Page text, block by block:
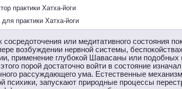
практики Хатха-йоги
практики Хатха-йоги
или медитативного состояния
возбуждении нервной системы,
применение глубокой Шавасаны или подобных
порой достаточно войти в состояние
рассуждающего ума. Естественные
психики, запускают природные процессы